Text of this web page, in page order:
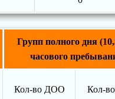
Групп полного дня
часового
Кол-во ДОО Кол-